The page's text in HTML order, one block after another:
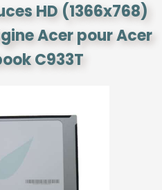
HD (1366x768)
Acer pour Acer
C933T